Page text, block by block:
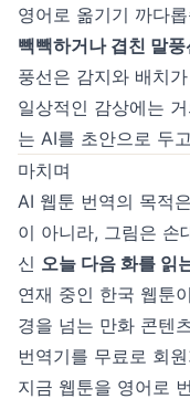
영어로 옮기기 까다
빽빽하거나 겹친 말풍
풍선은 감지와 배치
일상적인 감상에는
는 AI를 초안으로 두
마치며
AI 웹툰 번역의 목적
이 아니라, 그림은 손
신 오늘 다음 화를 읽
연재 중인 한국 웹툰
경을 넘는 만화 콘텐
번역기를 무료로 회
지금 웹툰을 영어로